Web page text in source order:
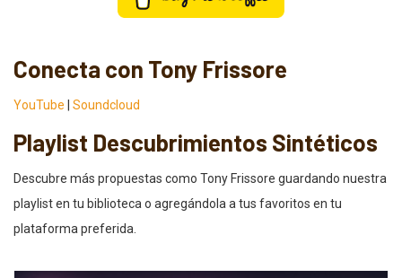
Conecta con Tony Frissore
YouTube Soundcloud
Playlist Descubrimientos Sintéticos
Descubre más propuestas como Tony Frissore guardando nuestra
playlist en tu biblioteca o agregándola a tus favoritos en tu
plataforma preferida.